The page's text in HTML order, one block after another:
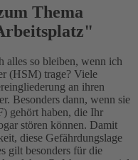
Thema
alles so bleiben, wenn ich
(HSM) trage? Viele
an ihren
Besonders dann, wenn sie
gehört haben, die Ihr
stören können. Damit
diese Gefährdungslage
gilt besonders für die